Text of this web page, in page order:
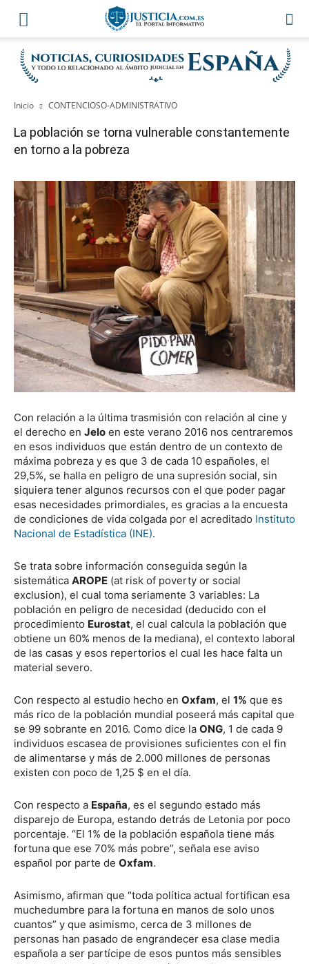
Inicio CONTENCIOSO-ADMINISTRATIVO
La población se torna vulnerable constantemente
en torno a la pobreza
Con relación a la última trasmisión con relación al cine y
el derecho en Jelo en este verano 2016 nos centraremos
en esos individuos que están dentro de un contexto de
máxima pobreza y es que 3 de cada 10 españoles, el
29,5%, se halla en peligro de una supresión social, sin
siquiera tener algunos recursos con el que poder pagar
esas necesidades primordiales, es gracias a la encuesta
de condiciones de vida colgada por el acreditado Instituto
Nacional de Estadística (INE).
Se trata sobre información conseguida según la
sistemática AROPE (at risk of poverty or social
exclusion), el cual toma seriamente 3 variables: La
población en peligro de necesidad (deducido con el
procedimiento Eurostat, el cual calcula la población que
obtiene un 60% menos de la mediana), el contexto laboral
de las casas y esos repertorios el cual les hace falta un
material severo.
Con respecto al estudio hecho en Oxfam, el 1% que es
más rico de la población mundial poseerá más capital que
se 99 sobrante en 2016. Como dice la ONG, 1 de cada 9
individuos escasea de provisiones suficientes con el fin
de alimentarse y más de 2.000 millones de personas
existen con poco de 1,25 $ en el día.
Con respecto a España, es el segundo estado más
disparejo de Europa, estando detrás de Letonia por poco
porcentaje. “El 1% de la población española tiene más
fortuna que ese 70% más pobre”, señala ese aviso
español por parte de Oxfam.
Asimismo, afirman que “toda política actual fortifican esa
muchedumbre para la fortuna en manos de solo unos
cuantos” y que asimismo, cerca de 3 millones de
personas han pasado de engrandecer esa clase media
española a ser partícipe de esos puntos más sensibles